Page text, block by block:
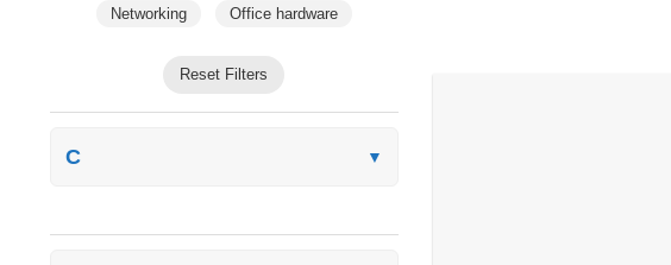
Networking Office hardware
Reset Filters
C ▼